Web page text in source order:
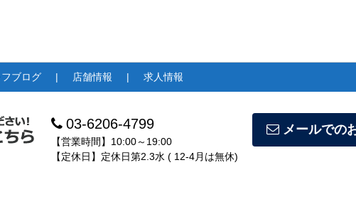
ブログ 店舗情報 求人情報
03-6206-4799
【営業時間】10:00～19:00
【定休日】定休日第2.3水 ( 12-4月は無休)
メールでの